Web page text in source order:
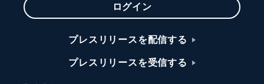
ログイン
プレスリリースを配信する
プレスリリースを受信する